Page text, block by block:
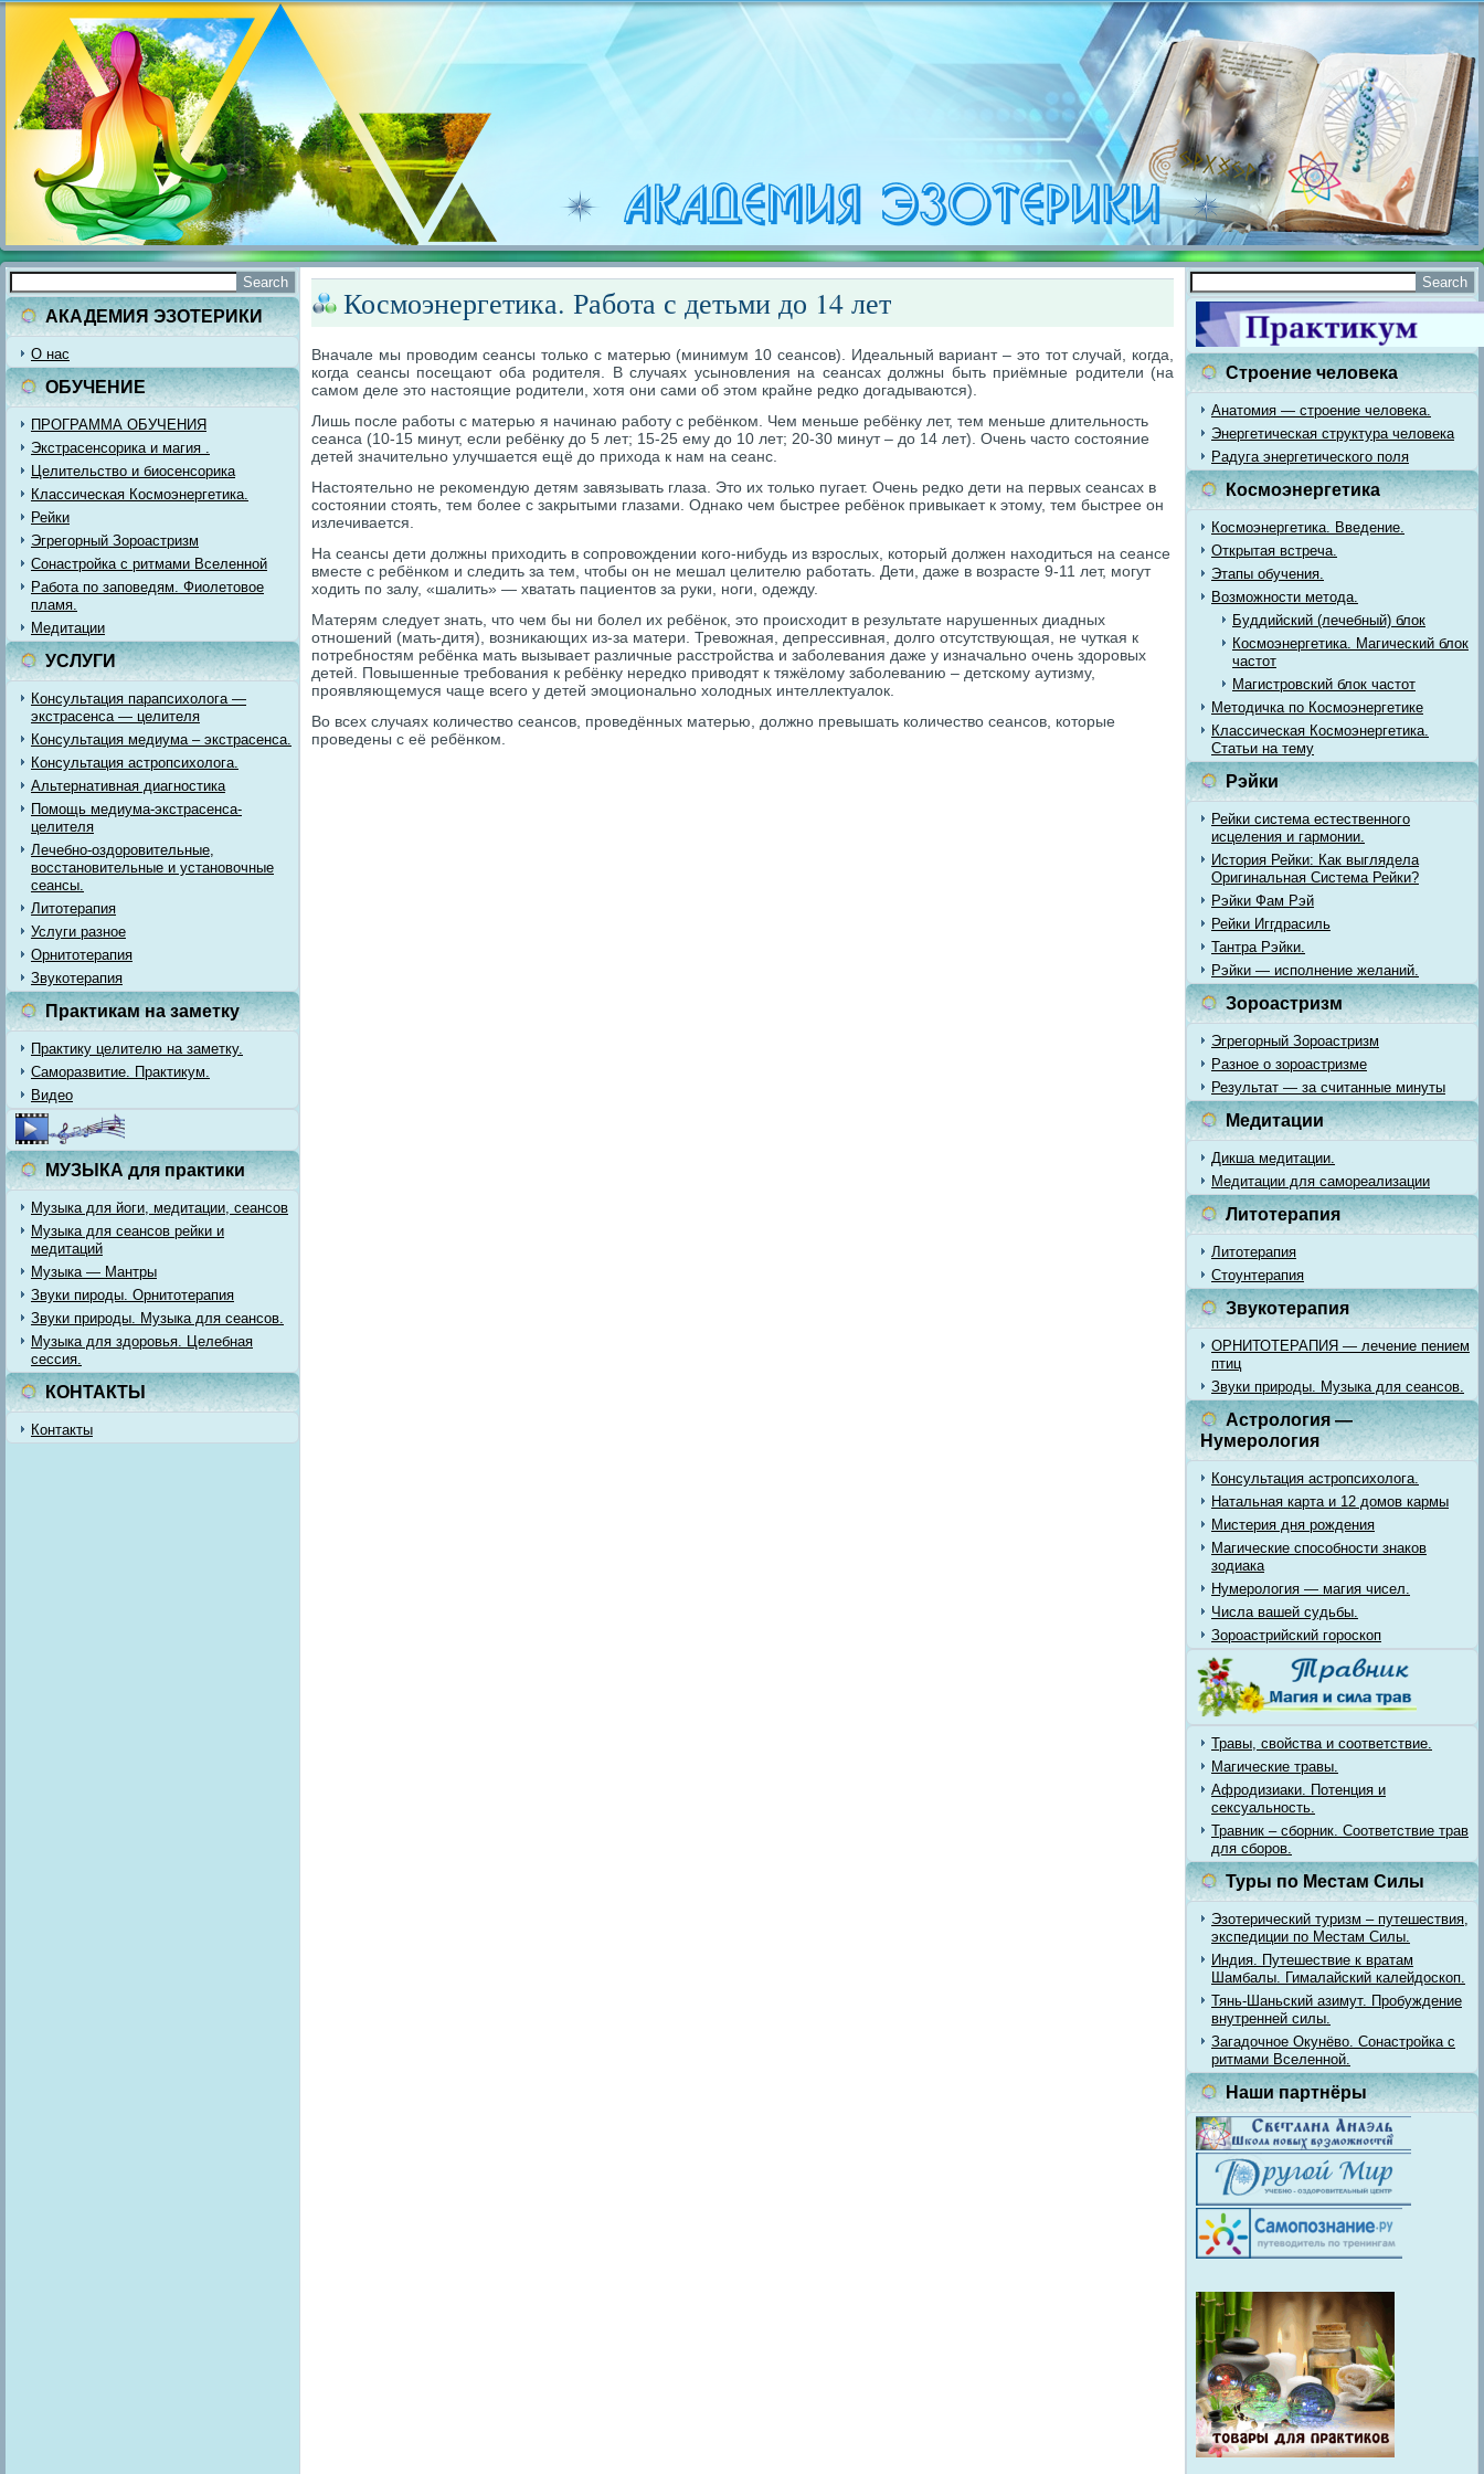
АКАДЕМИЯ ЭЗОТЕРИКИ
О нас
ОБУЧЕНИЕ
ПРОГРАММА ОБУЧЕНИЯ
Экстрасенсорика и магия .
Целительство и биосенсорика
Классическая Космоэнергетика.
Рейки
Эгрегорный Зороастризм
Сонастройка с ритмами Вселенной
Работа по заповедям. Фиолетовое
пламя.
Медитации
УСЛУГИ
Консультация парапсихолога —
экстрасенса — целителя
Консультация медиума – экстрасенса.
Консультация астропсихолога.
Альтернативная диагностика
Помощь медиума-экстрасенса-
целителя
Лечебно-оздоровительные,
восстановительные и установочные
сеансы.
Литотерапия
Услуги разное
Орнитотерапия
Звукотерапия
Практикам на заметку
Практику целителю на заметку.
Саморазвитие. Практикум.
Видео
МУЗЫКА для практики
Музыка для йоги, медитации, сеансов
Музыка для сеансов рейки и
медитаций
Музыка — Мантры
Звуки пироды. Орнитотерапия
Звуки природы. Музыка для сеансов.
Музыка для здоровья. Целебная
сессия.
КОНТАКТЫ
Контакты
Космоэнергетика. Работа с детьми до 14 лет
Вначале мы проводим сеансы только с матерью (минимум 10 сеансов). Идеальный вариант – это тот случай, когда,
когда сеансы посещают оба родителя. В случаях усыновления на сеансах должны быть приёмные родители (на
самом деле это настоящие родители, хотя они сами об этом крайне редко догадываются).
Лишь после работы с матерью я начинаю работу с ребёнком. Чем меньше ребёнку лет, тем меньше длительность
сеанса (10-15 минут, если ребёнку до 5 лет; 15-25 ему до 10 лет; 20-30 минут – до 14 лет). Очень часто состояние
детей значительно улучшается ещё до прихода к нам на сеанс.
Настоятельно не рекомендую детям завязывать глаза. Это их только пугает. Очень редко дети на первых сеансах в
состоянии стоять, тем более с закрытыми глазами. Однако чем быстрее ребёнок привыкает к этому, тем быстрее он
излечивается.
На сеансы дети должны приходить в сопровождении кого-нибудь из взрослых, который должен находиться на сеансе
вместе с ребёнком и следить за тем, чтобы он не мешал целителю работать. Дети, даже в возрасте 9-11 лет, могут
ходить по залу, «шалить» — хватать пациентов за руки, ноги, одежду.
Матерям следует знать, что чем бы ни болел их ребёнок, это происходит в результате нарушенных диадных
отношений (мать-дитя), возникающих из-за матери. Тревожная, депрессивная, долго отсутствующая, не чуткая к
потребностям ребёнка мать вызывает различные расстройства и заболевания даже у изначально очень здоровых
детей. Повышенные требования к ребёнку нередко приводят к тяжёлому заболеванию – детскому аутизму,
проявляющемуся чаще всего у детей эмоционально холодных интеллектуалок.
Во всех случаях количество сеансов, проведённых матерью, должно превышать количество сеансов, которые
проведены с её ребёнком.
Строение человека
Анатомия — строение человека.
Энергетическая структура человека
Радуга энергетического поля
Космоэнергетика
Космоэнергетика. Введение.
Открытая встреча.
Этапы обучения.
Возможности метода.
Буддийский (лечебный) блок
Космоэнергетика. Магический блок
частот
Магистровский блок частот
Методичка по Космоэнергетике
Классическая Космоэнергетика.
Статьи на тему
Рэйки
Рейки система естественного
исцеления и гармонии.
История Рейки: Как выглядела
Оригинальная Система Рейки?
Рэйки Фам Рэй
Рейки Иггдрасиль
Тантра Рэйки.
Рэйки — исполнение желаний.
Зороастризм
Эгрегорный Зороастризм
Разное о зороастризме
Результат — за считанные минуты
Медитации
Дикша медитации.
Медитации для самореализации
Литотерапия
Литотерапия
Стоунтерапия
Звукотерапия
ОРНИТОТЕРАПИЯ — лечение пением
птиц
Звуки природы. Музыка для сеансов.
Астрология —
Нумерология
Консультация астропсихолога.
Натальная карта и 12 домов кармы
Мистерия дня рождения
Магические способности знаков
зодиака
Нумерология — магия чисел.
Числа вашей судьбы.
Зороастрийский гороскоп
Травы, свойства и соответствие.
Магические травы.
Афродизиаки. Потенция и
сексуальность.
Травник – сборник. Соответствие трав
для сборов.
Туры по Местам Силы
Эзотерический туризм – путешествия,
экспедиции по Местам Силы.
Индия. Путешествие к вратам
Шамбалы. Гималайский калейдоскоп.
Тянь-Шаньский азимут. Пробуждение
внутренней силы.
Загадочное Окунёво. Сонастройка с
ритмами Вселенной.
Наши партнёры